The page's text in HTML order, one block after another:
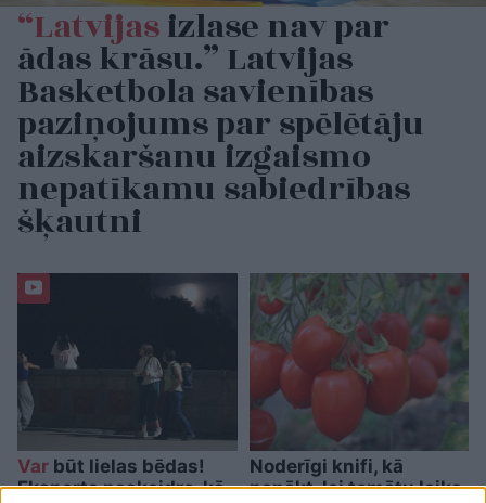
“Latvijasizlase nav par
ādas krāsu.” Latvijas
Basketbola savienības
paziņojums par spēlētāju
aizskaršanu izgaismo
nepatīkamu sabiedrības
šķautni
Var būt lielas bēdas!
Eksperts paskaidro, kā
Noderīgi knifi, kā
panākt, lai tomātu laiks